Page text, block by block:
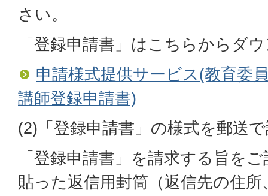
さい。
「登録申請書」はこちらからダ
申請様式提供サービス(教育委
講師登録申請書)
(2)「登録申請書」の様式を郵送
「登録申請書」を請求する旨を
貼った返信用封筒（返信先の住